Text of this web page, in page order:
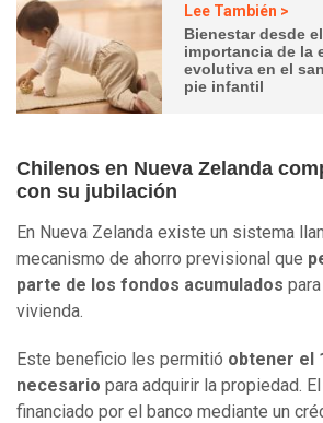
Lee También >
Bienestar desde
importancia de la
evolutiva en el
pie infantil
Chilenos en Nueva Zelanda
con su jubilación
En Nueva Zelanda existe un sistema
mecanismo de ahorro previsional que
parte de los fondos acumulados
vivienda.
Este beneficio les permitió obtener el
necesario para adquirir la propiedad.
financiado por el banco mediante un